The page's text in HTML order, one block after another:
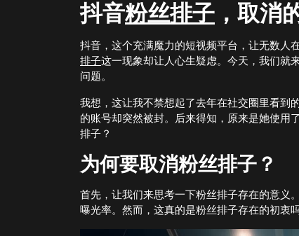
抖音粉丝排子 ，取消
抖音，这个充满魔力的短视频平台，让无数人
排子这一现象却让人心生疑虑。今天，我们就
问题。
我想，这让我不禁想起了去年在社交圈里看到
的账号却突然被封。后来得知，原来是她使用
排子？
为何要取消粉丝排子？
首先，让我们来思考一下粉丝排子存在的意义
曝光率。然而，这真的是粉丝排子存在的初衷